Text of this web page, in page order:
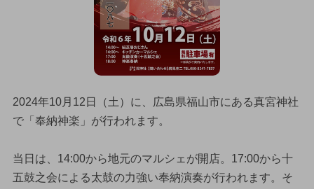
2024年10月12日（土）に、広島県福山市にある真宮神社
で「奉納神楽」が行われます。
当日は、14:00から地元のマルシェが開店。17:00から十
五鼓之会による太鼓の力強い奉納演奏が行われます。そ